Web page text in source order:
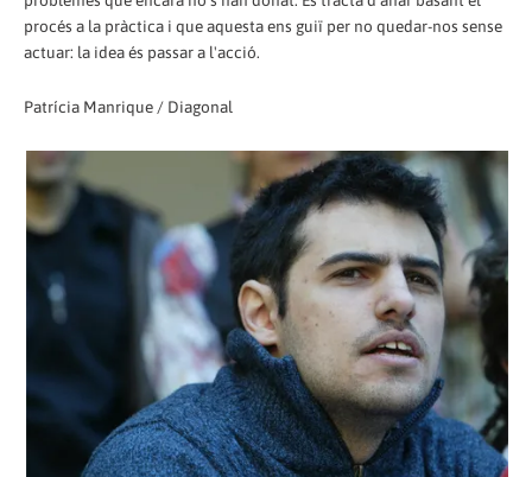
procés a la pràctica i que aquesta ens guiï per no quedar-nos sense
actuar: la idea és passar a l'acció.
Patrícia Manrique / Diagonal